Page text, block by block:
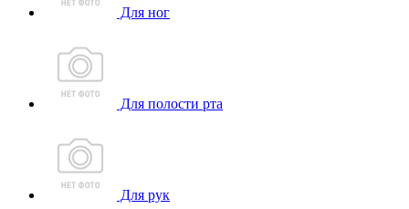
Для ног
Для полости рта
Для рук